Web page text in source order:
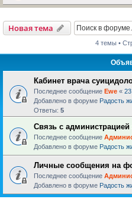
Новая тема
4 темы •
Кабинет врача
Последнее сообщение Ewe «
Добавлено в форуме Радость
Ответы: 5
Связь с
Последнее сообщение
Добавлено в форуме Радость
Личные сообщения на
Последнее сообщение
Добавлено в форуме Радость